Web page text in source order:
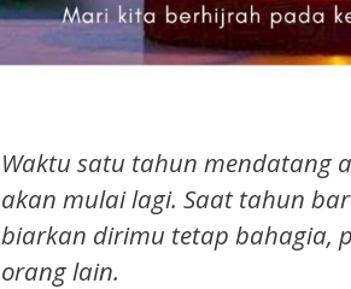
Waktu satu tahun mendatang
akan mulai lagi. Saat tahun
biarkan dirimu tetap bahagia,
orang lain.